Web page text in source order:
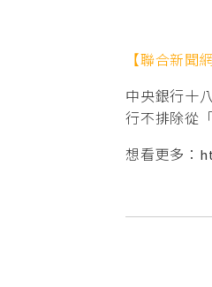
【聯合新聞
中央銀行十
行不排除從
想看更多：